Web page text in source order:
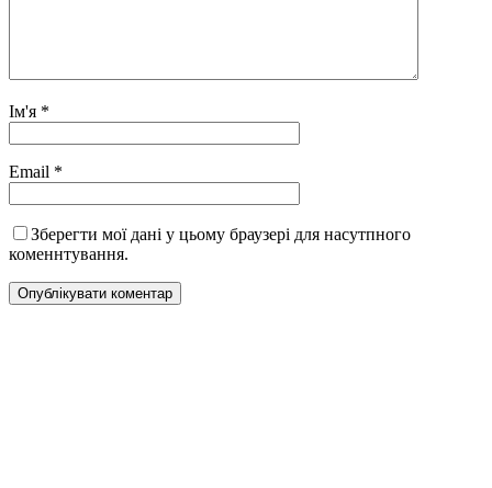
Ім'я *
Email *
Зберегти мої дані у цьому браузері для насутпного
коменнтування.